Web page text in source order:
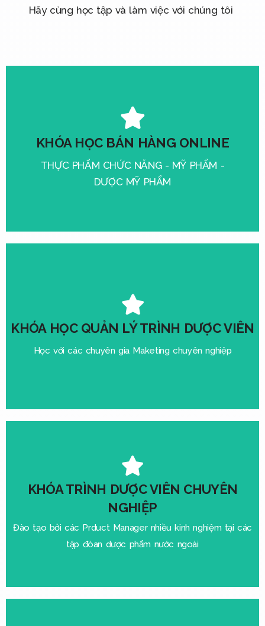
Hãy cùng học tập và làm việc với chúng tôi
KHÓA HỌC BÁN HÀNG ONLINE
THỰC PHẨM CHỨC NĂNG - MỸ PHẨM -
DƯỢC MỸ PHẨM
Quyển lợi học viên
Học tập trao dồi Kỹ Năng - Kiến Thức - Kinh nghiệm trong
bán hàng online
Học viên sau tốt nghiệp khóa được hổ trợ sản phẩm chất
lượng với giá gốc
Xem thêm
KHÓA HỌC QUẢN LÝ TRÌNH DƯỢC VIÊN
Học với các chuyên gia Maketing chuyên nghiệp
Quyền lợi học viên
Xem thêm
KHÓA TRÌNH DƯỢC VIÊN CHUYÊN
NGHIỆP
Đào tạo bởi các Prduct Manager nhiều kinh nghiệm tại các
tập đòan dược phẩm nước ngoài